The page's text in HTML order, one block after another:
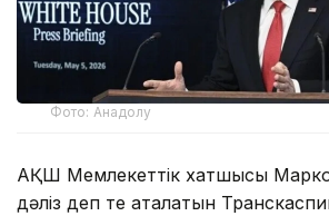
Фото: Анадолу
АҚШ Мемлекеттік хатшысы
дәліз деп те аталатын